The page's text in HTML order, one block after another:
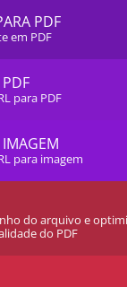
PDF
em PDF
para PDF
para imagem
do arquivo e
do PDF